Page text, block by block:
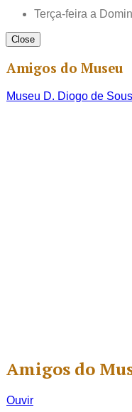
Terça-feira a
Close
Amigos do Museu
Museu D. Diogo de
Amigos do
Ouvir